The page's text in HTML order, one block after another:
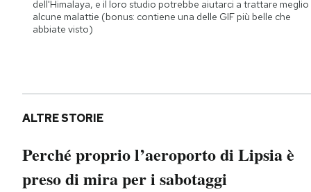
dell'Himalaya, e il loro studio potrebbe aiutarci a trattare meglio
alcune malattie (bonus: contiene una delle GIF più belle che
abbiate visto)
ALTRE STORIE
Perché proprio l’aeroporto di Lipsia è
preso di mira per i sabotaggi